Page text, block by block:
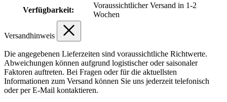
Verfügbarkeit:
Voraussichtlicher Versand in 1-2
Wochen
Versandhinweis
Die angegebenen Lieferzeiten sind voraussichtliche Richtwerte.
Abweichungen können aufgrund logistischer oder saisonaler
Faktoren auftreten. Bei Fragen oder für die aktuellsten
Informationen zum Versand können Sie uns jederzeit telefonisch
oder per E-Mail kontaktieren.